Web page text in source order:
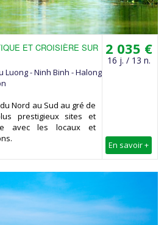
2 035 €
16 j. / 13 n.
En savoir +
ET CROISIÈRE SUR
Luong - Ninh Binh - Halong
Nord au Sud au gré de
prestigieux sites et
avec les locaux et